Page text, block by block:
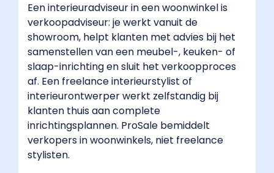
Een interieuradviseur in een woonwinkel is
verkoopadviseur: je werkt vanuit de
showroom, helpt klanten met advies bij het
samenstellen van een meubel-, keuken- of
slaap-inrichting en sluit het verkoopproces
af. Een freelance interieurstylist of
interieurontwerper werkt zelfstandig bij
klanten thuis aan complete
inrichtingsplannen. ProSale bemiddelt
verkopers in woonwinkels, niet freelance
stylisten.